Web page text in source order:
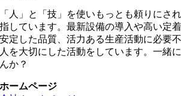
「人」と「技」を使いもっとも頼りにさ
指しています。最新設備の導入や高い定
安定した品質、活力ある生産活動に必要
人を大切にした活動をしています。一緒
んか？
ホームページ